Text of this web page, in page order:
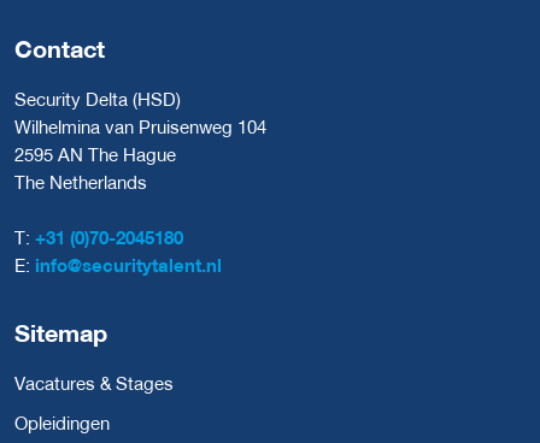
Contact
Security Delta (HSD)
Wilhelmina van Pruisenweg 104
2595 AN The Hague
The Netherlands
T: +31 (0)70-2045180
E: info@securitytalent.nl
Sitemap
Vacatures & Stages
Opleidingen